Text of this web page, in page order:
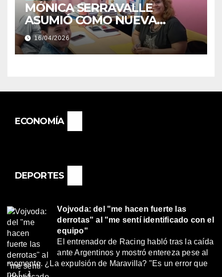
MÓNICA SERRAVALLE
ASUMIÓ COMO NUEVA
DIRECTORA DEL E.E.S. N° 82
«RENÉ FAVALORO» DE
BASAIL.
16/04/2026
ECONOMÍA
DEPORTES
Vojvoda: del "me hacen fuerte las
derrotas" al "me sentí identificado con el
equipo"
El entrenador de Racing habló tras la caída
ante Argentinos y mostró entereza pese al
momento. ¿La expulsión de Maravilla? "Es un error que
no […]